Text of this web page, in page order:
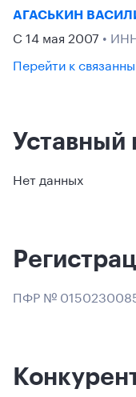
АГАСЬКИН
С 14 мая 2007 •
Перейти к
Уставный
Нет данных
ПФР №